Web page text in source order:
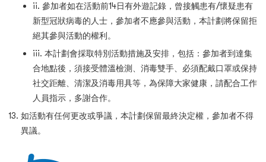
ii. 參加者如在活動前14日有外遊記錄，曾接觸患有/懷疑患有
新型冠狀病毒的人士，參加者不應參與活動，本計劃將保留拒
絕其參與活動的權利。
iii. 本計劃會採取特別活動措施及安排，包括：參加者到達集
合地點後，須接受體溫檢測、消毒雙手、必須配戴口罩或保持
社交距離、清潔及消毒用具等，為保障大家健康，請配合工作
人員指示，多謝合作。
如活動有任何更改或爭議，本計劃保留最終決定權，參加者不得
異議。